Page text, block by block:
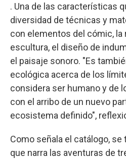
. Una de las características
diversidad de técnicas y
con elementos del cómic, la
escultura, el diseño de
el paisaje sonoro. "Es
ecológica acerca de los
considera ser humano y de
con el arribo de un nuevo
ecosistema definido",
Como señala el catálogo,
que narra las aventuras de